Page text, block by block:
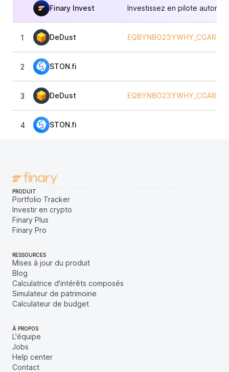
Finary Invest Investissez en pilote
1 DeDust
2 STON.fi
3 DeDust
4 STON.fi
PRODUIT
Portfolio Tracker
Investir en crypto
Finary Plus
Finary Pro
RESSOURCES
Mises à jour du produit
Blog
Calculatrice d'intérêts composés
Simulateur de patrimoine
Calculateur de budget
À PROPOS
L'équipe
Jobs
Help center
Contact